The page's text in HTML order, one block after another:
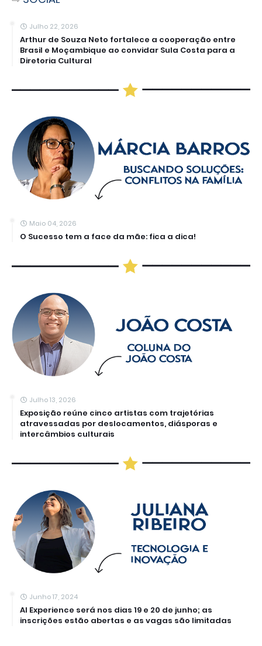
Julho 22, 2026
Arthur de Souza Neto fortalece a cooperação entre
Brasil e Moçambique ao convidar Sula Costa para a
Diretoria Cultural
Maio 04, 2026
O Sucesso tem a face da mãe: fica a dica!
Julho 13, 2026
Exposição reúne cinco artistas com trajetórias
atravessadas por deslocamentos, diásporas e
intercâmbios culturais
Junho 17, 2024
AI Experience será nos dias 19 e 20 de junho; as
inscrições estão abertas e as vagas são limitadas